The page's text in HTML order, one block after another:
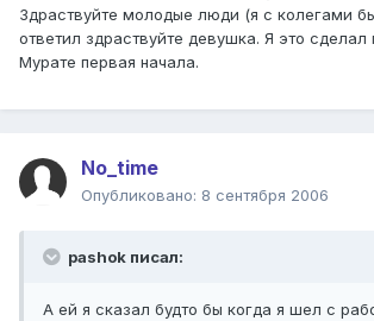
Здраствуйте молодые люди (я с колегами
ответил здраствуйте девушка. Я это сделал
Мурате первая начала.
No_time
Опубликовано: 8 сентября 2006
pashok писал:
А ей я сказал будто бы когда я шел с